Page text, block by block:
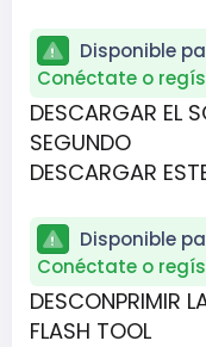
Disponible
Conéctate o
DESCARGAR EL
SEGUNDO
DESCARGAR
Disponible
Conéctate o
DESCONPRIMIR
FLASH TOOL